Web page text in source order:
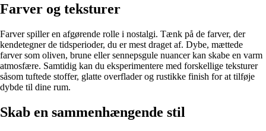
Farver og teksturer
Farver spiller en afgørende rolle i nostalgi. Tænk på de farver, der
kendetegner de tidsperioder, du er mest draget af. Dybe, mættede
farver som oliven, brune eller sennepsgule nuancer kan skabe en varm
atmosfære. Samtidig kan du eksperimentere med forskellige teksturer
såsom tuftede stoffer, glatte overflader og rustikke finish for at tilføje
dybde til dine rum.
Skab en sammenhængende stil